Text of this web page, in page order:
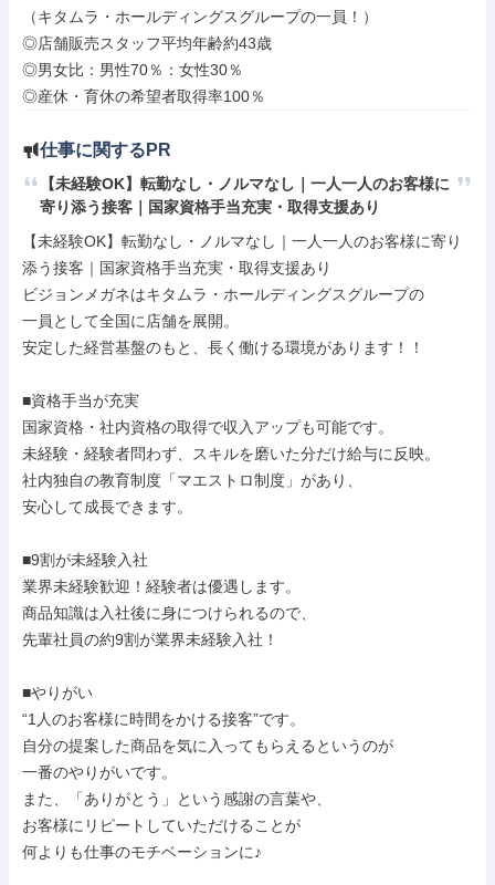
（キタムラ・ホールディングスグループの一員！）
◎店舗販売スタッフ平均年齢約43歳
◎男女比：男性70％：女性30％
◎産休・育休の希望者取得率100％
仕事に関するPR
【未経験OK】転勤なし・ノルマなし｜一人一人のお客様に
寄り添う接客｜国家資格手当充実・取得支援あり
【未経験OK】転勤なし・ノルマなし｜一人一人のお客様に寄り
添う接客｜国家資格手当充実・取得支援あり
ビジョンメガネはキタムラ・ホールディングスグループの
一員として全国に店舗を展開。
安定した経営基盤のもと、長く働ける環境があります！！
■資格手当が充実
国家資格・社内資格の取得で収入アップも可能です。
未経験・経験者問わず、スキルを磨いた分だけ給与に反映。
社内独自の教育制度「マエストロ制度」があり、
安心して成長できます。
■9割が未経験入社
業界未経験歓迎！経験者は優遇します。
商品知識は入社後に身につけられるので、
先輩社員の約9割が業界未経験入社！
■やりがい
“1人のお客様に時間をかける接客”です。
自分の提案した商品を気に入ってもらえるというのが
一番のやりがいです。
また、「ありがとう」という感謝の言葉や、
お客様にリピートしていただけることが
何よりも仕事のモチベーションに♪